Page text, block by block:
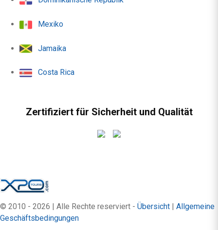
Mexiko
Jamaika
Costa Rica
Zertifiziert für Sicherheit und Qualität
© 2010 - 2026 | Alle Rechte reserviert - Übersicht | Allgemeine
Geschäftsbedingungen